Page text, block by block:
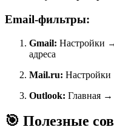
Email-фильтры:
Gmail: Настройки
адреса
Mail.ru:
Outlook: Главная
🎯 Полезные